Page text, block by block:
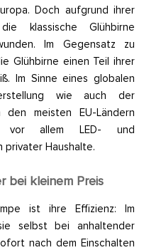
Doch aufgrund ihrer
klassische Glühbirne
Im Gegensatz zu
Glühbirne einen Teil ihrer
Im Sinne eines globalen
wie auch der
meisten EU-Ländern
vor allem LED- und
privater Haushalte.
bei kleinem Preis
ist ihre Effizienz: Im
selbst bei anhaltender
nach dem Einschalten